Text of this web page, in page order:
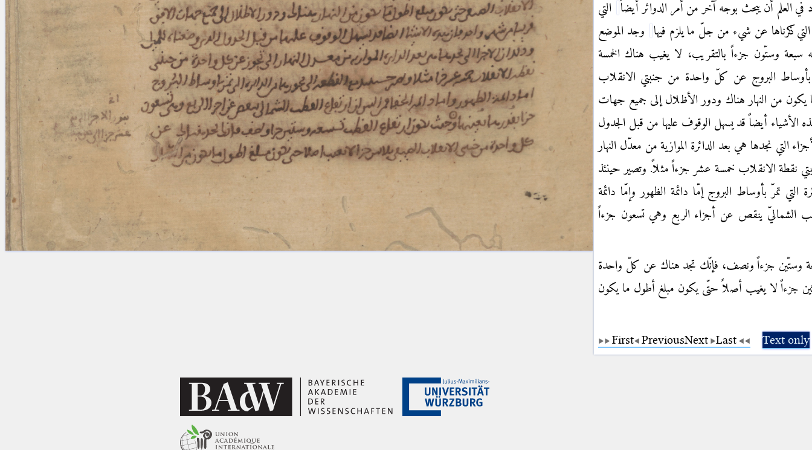
العلم أن يبحث بوجه آخر من أمر الدوائر أيضاً
التي
ذكرناها عن شيء من جلّ ما يلزم فيها
وجد الموضع
سبعة وستّون جزءاً بالتقريب، لا يغيب هناك الخمسة
بأوساط البروج عن كلّ واحدة من جنبتي الانقلاب
من النهار هناك ودور الأظلال إلى جميع جهات
الأشياء أيضاً قد يسهل الوقوف عليها من قبل الجدول
التي نجدها هي بعد الدائرة الموازية من معدّل النهار
نقطة الانقلاب خمسة عشر جزءاً مثلاً. وتصير حينئذ
التي تمرّ بأوساط البروج إمّا دائمة الظهور وإمّا دائمة
الشماليّ ينقص عن أجزاء الربع وهي تسعون جزءاً
وستّين جزءاً ونصف، فإنّك تجد هناك عن كلّ واحدة
جزءاً لا يغيب أصلاً حتّى يكون مبلغ أطول ما يكون
First PreviousNext Last Text only